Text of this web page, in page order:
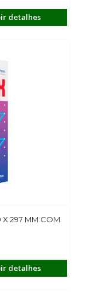
detalhes
X 297 MM COM
detalhes